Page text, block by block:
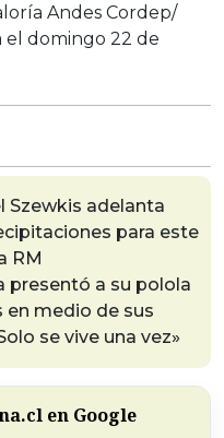
Andes Cordep/
el domingo 22 de
Szewkis adelanta
para este
RM
presentó a su polola
medio de sus
se vive una vez»
en Google